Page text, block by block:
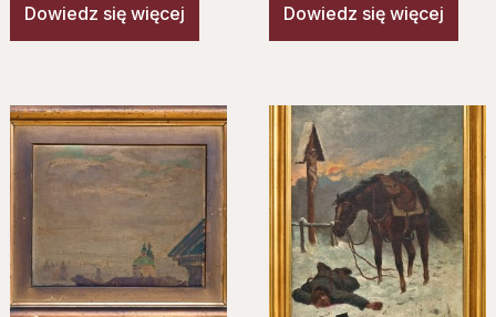
Dowiedz się więcej Dowiedz się więcej